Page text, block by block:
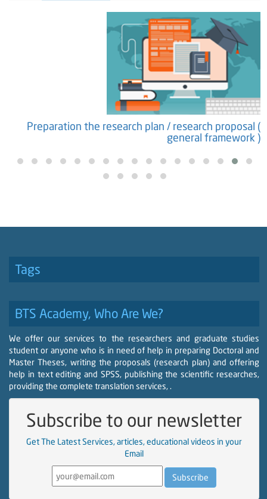
Preparation the research plan / research proposal (
general framework )
Tags
BTS Academy, Who Are We?
We offer our services to the researchers and graduate studies
student or anyone who is in need of help in preparing Doctoral and
Master Theses, writing the proposals (research plan) and offering
help in text editing and SPSS, publishing the scientific researches,
providing the complete translation services, .
Subscribe to our newsletter
Get The Latest Services, articles, educational videos in your
Email